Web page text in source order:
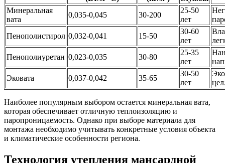
Минеральная
вата
0,035-0,045 30-200
25-50
лет
Пенополистирол 0,032-0,041 15-50
30-60
лет
Пенополиуретан 0,023-0,035 30-80
25-35
лет
Эковата
0,037-0,042 35-65
30-50
лет
Наиболее популярным выбором остается минеральная вата,
которая обеспечивает отличную теплоизоляцию и
паропроницаемость. Однако при выборе материала для
монтажа необходимо учитывать конкретные условия объекта
и климатические особенности региона.
Технология утепления мансардной